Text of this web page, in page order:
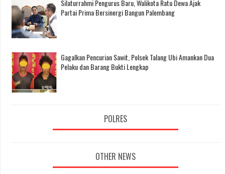
Silaturrahmi Pengurus Baru, Walikota Ratu Dewa Ajak
Partai Prima Bersinergi Bangun Palembang
Gagalkan Pencurian Sawit, Polsek Talang Ubi Amankan Dua
Pelaku dan Barang Bukti Lengkap
POLRES
OTHER NEWS